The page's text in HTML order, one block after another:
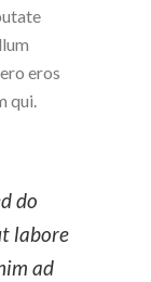
eros
qui.
do
labore
ad